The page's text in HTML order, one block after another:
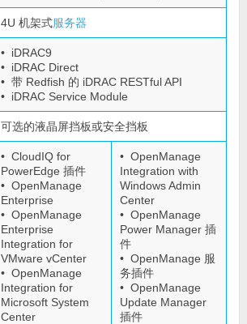
4U 机架式服务器
• iDRAC9
• iDRAC Direct
• 带 Redfish 的 iDRAC RESTful API
• iDRAC Service Module
可选的液晶屏挡板或安全挡板
• CloudIQ for
PowerEdge 插件
• OpenManage
Enterprise
• OpenManage
Enterprise
Integration for
VMware vCenter
• OpenManage
Integration for
Microsoft System
Center
• OpenManage
Integration with
Windows Admin
Center
• OpenManage
Power Manager 插
件
• OpenManage 服
务插件
• OpenManage
Update Manager
插件